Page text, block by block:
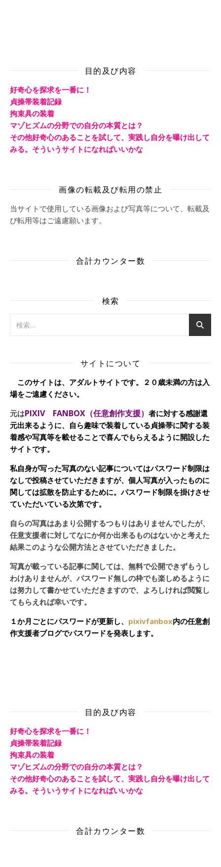
目的及び内容
好奇心を探求を一番に！
貞操帯装着記録
拘束具の装着
マゾヒズムの分野での自分の本質とは？
その他好奇心のあることを試して、実践し自分を曝け出して
みる。そういうサイトになればいいかな
画像の転載及び転用の禁止
当サイトで使用している画像および写真等について、転載及
び転用等はご遠慮願います。
合計カウンター数
検索
サイトについて
このサイトは、アダルトサイトです。２０歳未満の方は入
場をご遠慮ください。
元はPIXIV FANBOX（任意創作支援） 者に対する感謝還
元出来るように、自ら趣味で装着している貞操帯に関する装
着感や写真等を載せることで喜んでもらえるように開設した
サイトです。
私自身が写った写真のない記事についてはパスワード制限は
なしで投稿させていただきますが、個人写真が入ったものに
関しては拡散を防止するために。パスワード制限を掛けさせ
ていただいている次第です。
自らの写真はあまり公開するつもりはありませんでしたが、
任意支援者に対してなにか何か出来るものはないかと考えた
結果このような公開方法とさせていただきました。
写真が載っている記事に関しては、無料で公開できずもうし
わけありませんが、パスワード無しの枠でも楽しめるように
は努力して書かせていただきますので、よろしければ閲覧し
てもらえれば幸いです。
１か月ごとにパスワードが更新し、 pixivfanbox内の任意創
作支援者ブログでパスワードを発表します。
目的及び内容
好奇心を探求を一番に！
貞操帯装着記録
拘束具の装着
マゾヒズムの分野での自分の本質とは？
その他好奇心のあることを試して、実践し自分を曝け出して
みる。そういうサイトになればいいかな
合計カウンター数